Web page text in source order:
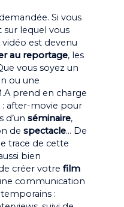
Si vous
lequel vous
est devenu
au reportage, les
vous soyez un
ou une
prend en charge
after-movie pour
d’unséminaire,
despectacle… De
trace de cette
bien
créer votrefilm
communication
: